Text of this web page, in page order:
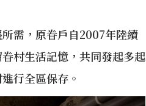
需，原眷戶自2007年陸續
村生活記憶，共同發起多起
行全區保存。